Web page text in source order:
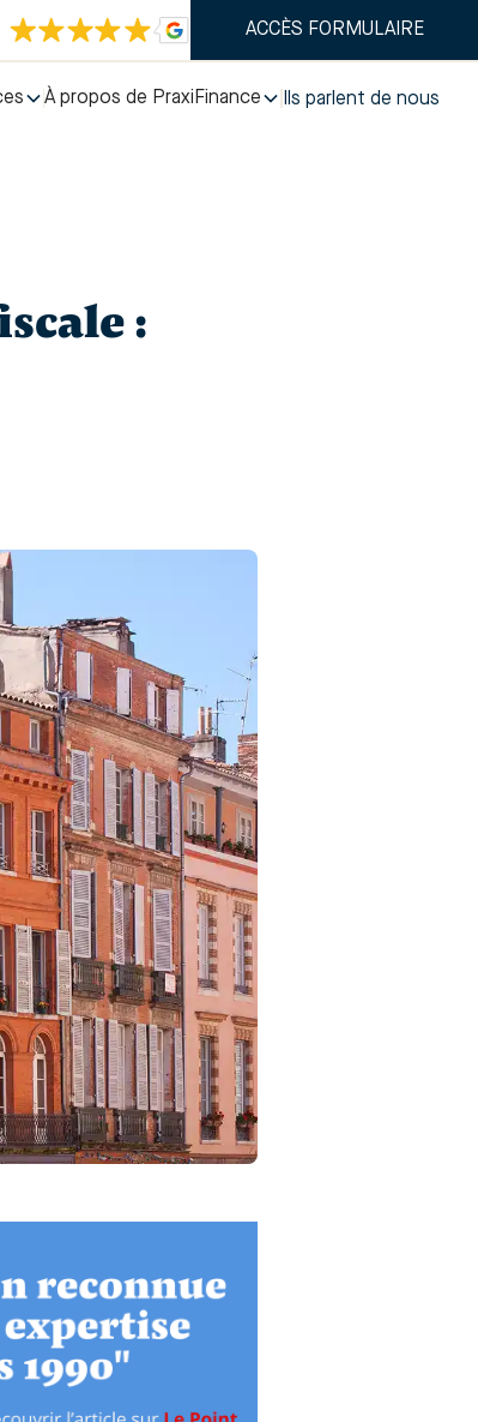
ACCÈS FORMULAIRE
À propos de PraxiFinance Ils parlent de nous
: